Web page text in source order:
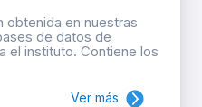
obtenida en nuestras
de datos de
el instituto. Contiene los
Ver más